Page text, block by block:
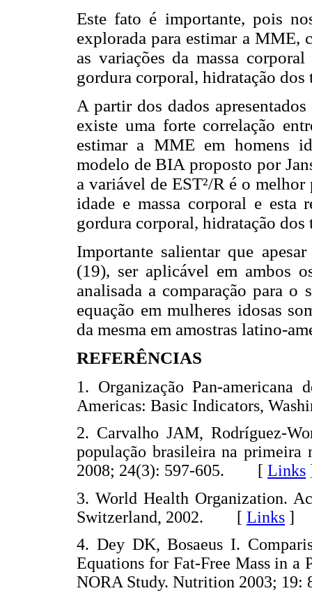
Este fato é importante, pois
explorada para estimar a MME,
as variações da massa
gordura corporal, hidratação
A partir dos dados
existe uma forte correlação
estimar a MME em homens
modelo de BIA proposto por
a variável de EST²/R é o
idade e massa corporal e esta
gordura corporal, hidratação
Importante salientar que
(19), ser aplicável em ambos
analisada a comparação para
equação em mulheres idosas
da mesma em amostras latino-
REFERÊNCIAS
1. Organização Pan-
Americas: Basic Indicators,
2. Carvalho JAM, Rodríguez-
população brasileira na primeira
2008; 24(3): 597-605. [ Links
3. World Health Organization.
Switzerland, 2002. [ Links ]
4. Dey DK, Bosaeus I.
Equations for Fat-Free Mass in a
NORA Study. Nutrition 2003;